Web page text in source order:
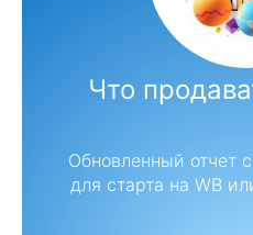
Что
Обновленный отчет
для старта на WB